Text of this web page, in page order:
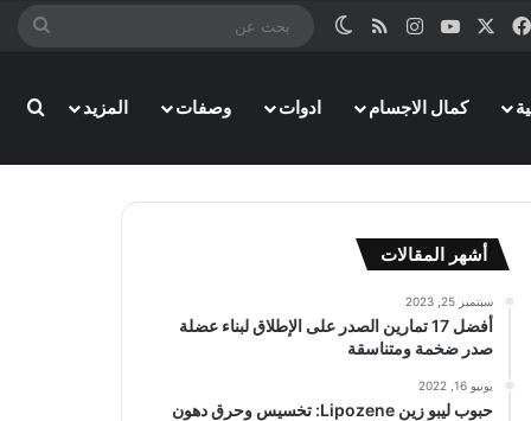
فيسبوك ‫YouTubeانستقرامملخص الموقع RSS
الوضع المظلم
كمال الاجسام ادوات وصفات المزيد
أشهر المقالات
سبتمبر 25, 2023
أفضل 17 تمارين الصدر على الإطلاق لبناء عضلة
صدر ضخمة ومتناسقة
يونيو 16, 2022
حبوب ليبو زين Lipozene: تخسيس وحرق دهون